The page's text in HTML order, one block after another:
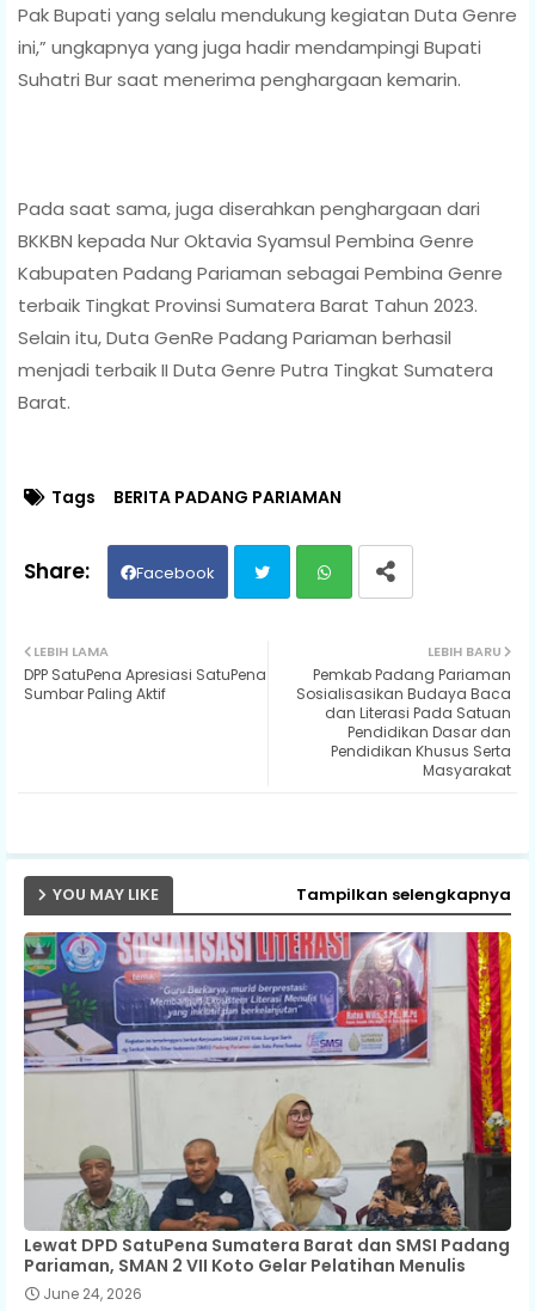
Pak Bupati yang selalu mendukung kegiatan Duta Genre
ini,” ungkapnya yang juga hadir mendampingi Bupati
Suhatri Bur saat menerima penghargaan kemarin.
Pada saat sama, juga diserahkan penghargaan dari
BKKBN kepada Nur Oktavia Syamsul Pembina Genre
Kabupaten Padang Pariaman sebagai Pembina Genre
terbaik Tingkat Provinsi Sumatera Barat Tahun 2023.
Selain itu, Duta GenRe Padang Pariaman berhasil
menjadi terbaik II Duta Genre Putra Tingkat Sumatera
Barat.
Tags BERITA PADANG PARIAMAN
Facebook
ter ats
LEBIH BARU
Pemkab Padang Pariaman
Sosialisasikan Budaya Baca
dan Literasi Pada Satuan
Pendidikan Dasar dan
Pendidikan Khusus Serta
Masyarakat
LEBIH LAMA
DPP SatuPena Apresiasi SatuPena
Sumbar Paling Aktif
YOU MAY LIKE Tampilkan selengkapnya
Lewat DPD SatuPena Sumatera Barat dan SMSI Padang
Pariaman, SMAN 2 VII Koto Gelar Pelatihan Menulis
June 24, 2026